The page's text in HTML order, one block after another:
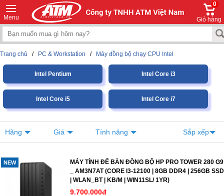
Menu
0
Giỏ hàng
Trang chủ / PC & Workstation / Máy đồng bộ chạy CPU Intel
Intel Pentium Intel Core i3
Intel Core i5 Intel Core i7
Hãng Giá Tính năng Sắp xếp
NEW
MÁY TÍNH ĐỂ BÀN ĐỒNG BỘ HP PRO TOWER 280 G9
_ AM3N7AT (CORE I3-12100 | 8GB DDR4 | 256GB SSD
| WLAN_BT | KB/M | WIN11SL/ 1YR)
9.700.000đ